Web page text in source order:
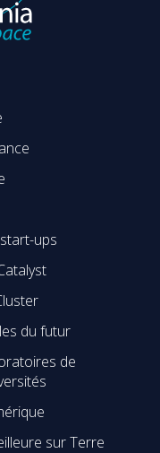
ups
du futur
de
sur Terre